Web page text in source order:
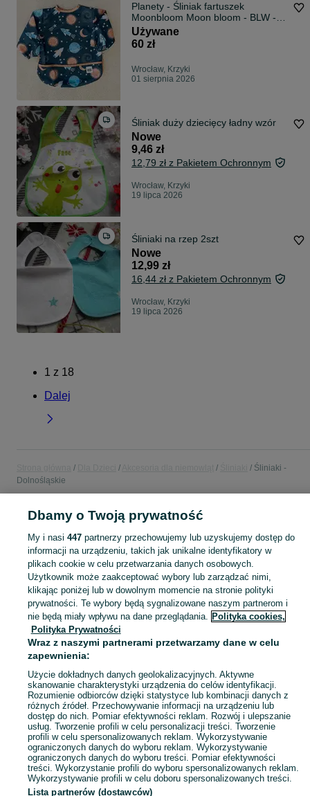
Planety - Śliniak fartuszek
Moonbloom Moon bloom - BLW - 6-
36 miesięcy
Używane
60 zł
Wrocław, Krzyki
01 sierpnia 2026
Śliniak duży dziecięcy ładny wzór
Nowe
9,46 zł
12,79 zł z Pakietem Ochronnym
Wrocław, Krzyki
19 lipca 2026
Śliniaki na rzep 2szt
Nowe
12,99 zł
16,44 zł z Pakietem Ochronnym
Wrocław, Krzyki
19 lipca 2026
1 z 18
Dalej
Śliniaki -
Dolnośląskie
POLSKA » DOLNOŚLĄSKIE
KATEGORIA
Śliniaki dla niemowląt bawełniane, na ulewanie, dla chłopców i dziewczynek w różnych wzorach. Przeglądaj ogłoszenia na OLX.pl. Zobacz
Mapa kategorii
Mapa miejscowości
Mapa ministron
Popularne wyszukiwania
Dbamy o Twoją prywatność
My i nasi 447partnerzy przechowujemy lub uzyskujemy dostęp do
informacji na urządzeniu, takich jak unikalne identyfikatory w
plikach cookie w celu przetwarzania danych osobowych.
Użytkownik może zaakceptować wybory lub zarządzać nimi,
klikając poniżej lub w dowolnym momencie na stronie polityki
prywatności. Te wybory będą sygnalizowane naszym partnerom i
nie będą miały wpływu na dane przeglądania. Polityka cookies,
Polityka Prywatności
Wraz z naszymi partnerami przetwarzamy dane w celu
zapewnienia:
Użycie dokładnych danych geolokalizacyjnych. Aktywne
skanowanie charakterystyki urządzenia do celów identyfikacji.
Rozumienie odbiorców dzięki statystyce lub kombinacji danych z
różnych źródeł. Przechowywanie informacji na urządzeniu lub
dostęp do nich. Pomiar efektywności reklam. Rozwój i ulepszanie
usług. Tworzenie profili w celu personalizacji treści. Tworzenie
profili w celu spersonalizowanych reklam. Wykorzystywanie
ograniczonych danych do wyboru reklam. Wykorzystywanie
ograniczonych danych do wyboru treści. Pomiar efektywności
treści. Wykorzystanie profili do wyboru spersonalizowanych reklam.
Wykorzystywanie profili w celu doboru spersonalizowanych treści.
Lista partnerów (dostawców)